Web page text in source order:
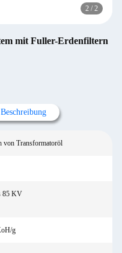
2 / 2
mit Fuller-Erdenfiltern
Beschreibung
von Transformatoröl
85 KV
g